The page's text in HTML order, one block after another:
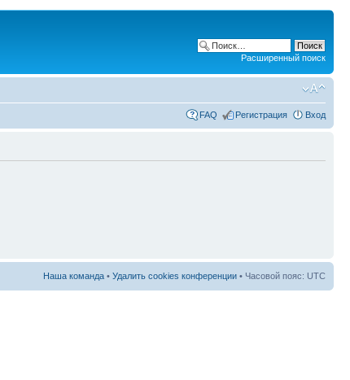
Расширенный поиск
FAQ Регистрация Вход
Наша команда • Удалить cookies конференции • Часовой пояс: UTC